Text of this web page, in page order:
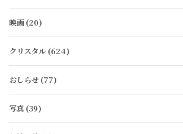
映画(20)
クリスタル (624)
おしらせ (77)
写真 (39)